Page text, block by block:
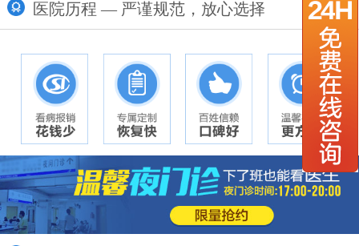
医院历程 — 严谨规范，放心选择 更多>>